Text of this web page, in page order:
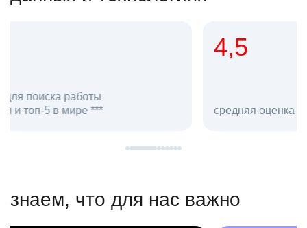
средняя оценка hh.ru как работодателя **
в hh.ru
знаем, что для нас важно